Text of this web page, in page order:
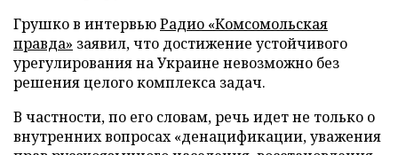
Грушко в интервьюРадио «Комсомольская
правда» заявил, что достижение устойчивого
урегулирования на Украине невозможно без
решения целого комплекса задач.
В частности, по его словам, речь идет не только о
внутренних вопросах «денацификации, уважения